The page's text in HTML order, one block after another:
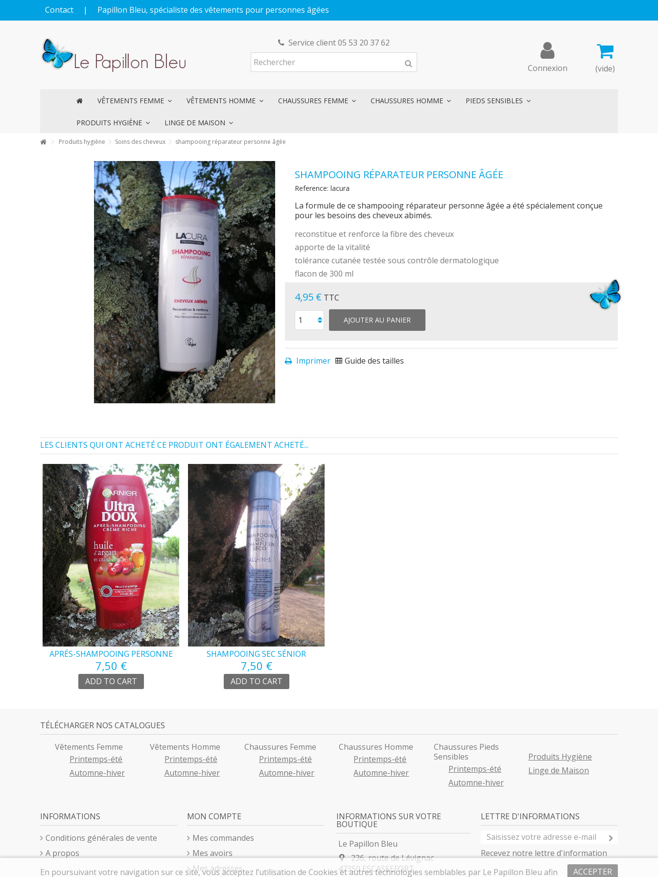
Contact | Papillon Bleu, spécialiste des vêtements pour personnes âgées
Service client 05 53 20 37 62
(vide)
Connexion
VÊTEMENTS FEMME VÊTEMENTS HOMME CHAUSSURES FEMME CHAUSSURES HOMME PIEDS SENSIBLES
PRODUITS HYGIÈNE LINGE DE MAISON
Produits hygiène Soins des cheveux shampooing réparateur personne âgée
SHAMPOOING RÉPARATEUR PERSONNE ÂGÉE
Reference: lacura
La formule de ce shampooing réparateur personne âgée a été spécialement conçue
pour les besoins des cheveux abimés.
reconstitue et renforce la fibre des cheveux
apporte de la vitalité
tolérance cutanée testée sous contrôle dermatologique
flacon de 300 ml
4,95 € TTC
AJOUTER AU PANIER
Imprimer Guide des tailles
LES CLIENTS QUI ONT ACHETÉ CE PRODUIT ONT ÉGALEMENT ACHETÉ...
APRÉS-SHAMPOOING PERSONNE
ÂGÉE
7,50 €
ADD TO CART
SHAMPOOING SEC SÉNIOR
7,50 €
ADD TO CART
TÉLÉCHARGER NOS CATALOGUES
Vêtements Femme
Printemps-été
Automne-hiver
Vêtements Homme
Printemps-été
Automne-hiver
Chaussures Femme
Printemps-été
Automne-hiver
Chaussures Homme
Printemps-été
Automne-hiver
Chaussures Pieds
Sensibles
Printemps-été
Automne-hiver
Produits Hygiène
Linge de Maison
INFORMATIONS
Conditions générales de vente
A propos
MON COMPTE
Mes commandes
Mes avoirs
Mes adresses
INFORMATIONS SUR VOTRE
BOUTIQUE
Le Papillon Bleu
236, route de Lévignac
47350 ESCASSEFORT
LETTRE D'INFORMATIONS
Recevez notre lettre d'information
ACCEPTER
En poursuivant votre navigation sur ce site, vous acceptez l’utilisation de Cookies et autres technologies semblables par Le Papillon Bleu afin